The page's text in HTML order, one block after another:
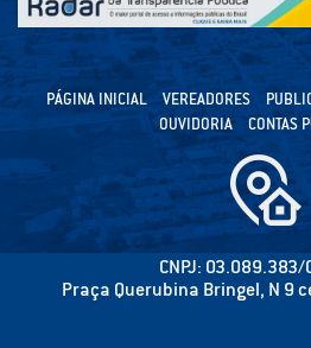
PÁGINA INICIAL VEREADORES
OUVIDORIA
CONTAS
CNPJ:
Praça Querubina Bringel, N 9